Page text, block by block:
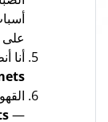
على
أنا
—